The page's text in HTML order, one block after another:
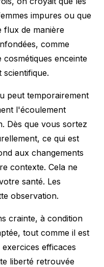
impures ou que
flux de manière
comme
cosmétiques enceinte
peut temporairement
l'écoulement
Dès que vous sortez
ce qui est
aux changements
contexte. Cela ne
santé. Les
observation.
crainte, à condition
tout comme il est
exercices efficaces
liberté retrouvée